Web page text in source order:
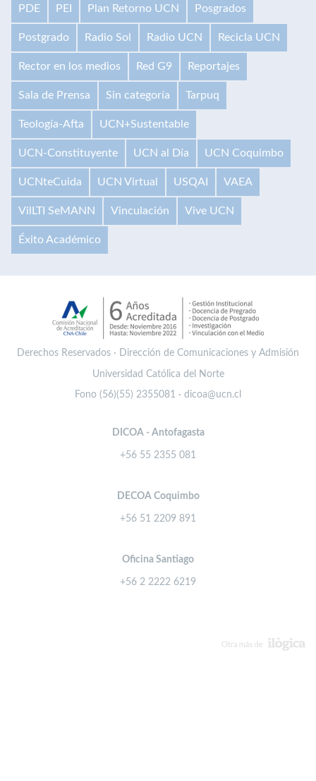
PDE PEI Plan Retorno UCN Posgrados
Postgrado Radio Sol Radio UCN Recicla UCN
Rector en los medios Red G9 Reportajes
Sala de Prensa Sin categoría Tarpuq
Teología-Afta UCN+Sustentable
UCN-Constituyente UCN al Día UCN Coquimbo
UCNteCuida UCN Virtual USQAI VAEA
VilLTI SeMANN Vinculación Vive UCN
Éxito Académico
Derechos Reservados · Dirección de Comunicaciones y Admisión
Universidad Católica del Norte
Fono (56)(55) 2355081 · dicoa@ucn.cl
DICOA - Antofagasta
+56 55 2355 081
DECOA Coquimbo
+56 51 2209 891
Oficina Santiago
+56 2 2222 6219